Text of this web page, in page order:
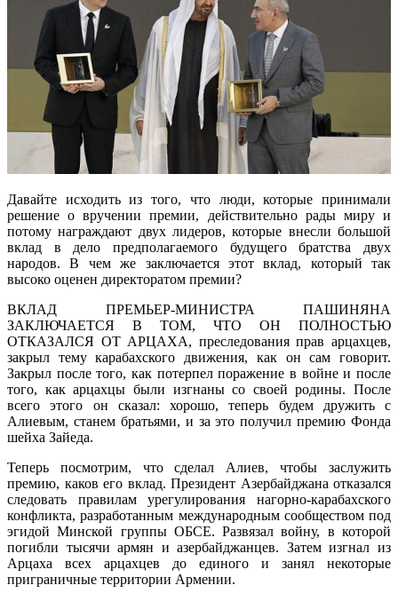
Давайте исходить из того, что люди, которые принимали
решение о вручении премии, действительно рады миру и
потому награждают двух лидеров, которые внесли большой
вклад в дело предполагаемого будущего братства двух
народов. В чем же заключается этот вклад, который так
высоко оценен директоратом премии?
ВКЛАД ПРЕМЬЕР-МИНИСТРА ПАШИНЯНА
ЗАКЛЮЧАЕТСЯ В ТОМ, ЧТО ОН ПОЛНОСТЬЮ
ОТКАЗАЛСЯ ОТ АРЦАХА, преследования прав арцахцев,
закрыл тему карабахского движения, как он сам говорит.
Закрыл после того, как потерпел поражение в войне и после
того, как арцахцы были изгнаны со своей родины. После
всего этого он сказал: хорошо, теперь будем дружить с
Алиевым, станем братьями, и за это получил премию Фонда
шейха Зайеда.
Теперь посмотрим, что сделал Алиев, чтобы заслужить
премию, каков его вклад. Президент Азербайджана отказался
следовать правилам урегулирования нагорно-карабахского
конфликта, разработанным международным сообществом под
эгидой Минской группы ОБСЕ. Развязал войну, в которой
погибли тысячи армян и азербайджанцев. Затем изгнал из
Арцаха всех арцахцев до единого и занял некоторые
приграничные территории Армении.